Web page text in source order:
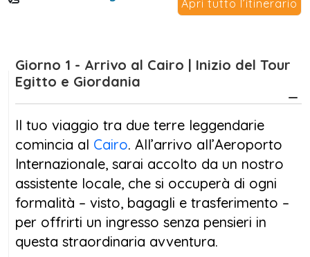
Giordania biblica e nabatea, conPetra, il
Il tour ha inizio alCairo, capitale dinamica e
vibrante dell’Egitto. Dopo l’accoglienza in
Paese con la visita alle celebriPiramidi di
Giza, alGrande Museo Egizio (GEM) e al
vivacemercato di Khan El Khalili . Da qui
partirai per un'affascinante crociera di tre
notti lungo il Nilo, traAssuan eLuxor,
esplorando i grandi capolavori dell’arte
egizia: il Tempio di Philae,Kom Ombo
Apri tutto l’itinerario
Giorno 1 - Arrivo al Cairo | Inizio del Tour
Egitto e Giordania
Il tuo viaggio tra due terre leggendarie
comincia al Cairo. All’arrivo all’Aeroporto
Internazionale, sarai accolto da un nostro
assistente locale, che si occuperà di ogni
formalità – visto, bagagli e trasferimento –
per offrirti un ingresso senza pensieri in
questa straordinaria avventura.